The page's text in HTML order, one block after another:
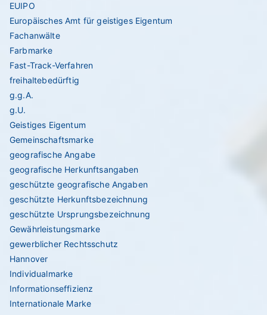
EUIPO
Europäisches Amt für geistiges Eigentum
Fachanwälte
Farbmarke
Fast-Track-Verfahren
freihaltebedürftig
g.g.A.
g.U.
Geistiges Eigentum
Gemeinschaftsmarke
geografische Angabe
geografische Herkunftsangaben
geschützte geografische Angaben
geschützte Herkunftsbezeichnung
geschützte Ursprungsbezeichnung
Gewährleistungsmarke
gewerblicher Rechtsschutz
Hannover
Individualmarke
Informationseffizienz
Internationale Marke